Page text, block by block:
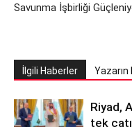
Savunma İşbirliği
İlgili Haberler Yazarın
Riyad,
tek